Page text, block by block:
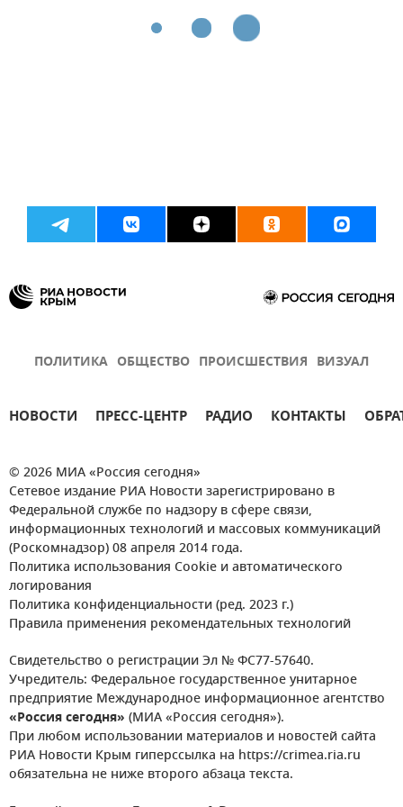
ПОЛИТИКА ОБЩЕСТВО ПРОИСШЕСТВИЯ ВИЗУАЛ
НОВОСТИ ПРЕСС-ЦЕНТР РАДИО КОНТАКТЫ
© 2026 МИА «Россия сегодня»
Сетевое издание РИА Новости зарегистрировано в
Федеральной службе по надзору в сфере связи,
информационных технологий и массовых коммуникаций
(Роскомнадзор) 08 апреля 2014 года.
Политика использования Cookie и автоматического
логирования
Политика конфиденциальности (ред. 2023 г.)
Правила применения рекомендательных технологий
Свидетельство о регистрации Эл № ФС77-57640.
Учредитель: Федеральное государственное унитарное
предприятие Международное информационное агентство
«Россия сегодня» (МИА «Россия сегодня»).
При любом использовании материалов и новостей сайта
РИА Новости Крым гиперссылка на https://crimea.ria.ru
обязательна не ниже второго абзаца текста.